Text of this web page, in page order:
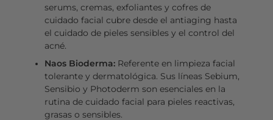
serums, cremas, exfoliantes y cofres de
cuidado facial cubre desde el antiaging hasta
el cuidado de pieles sensibles y el control del
acné.
Naos Bioderma:Referente en limpieza facial
tolerante y dermatológica. Sus líneas Sebium,
Sensibio y Photoderm son esenciales en la
rutina de cuidado facial para pieles reactivas,
grasas o sensibles.